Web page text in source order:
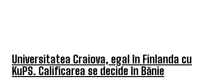
Universitatea Craiova, egal în Finlanda cu
KuPS. Calificarea se decide în Bănie